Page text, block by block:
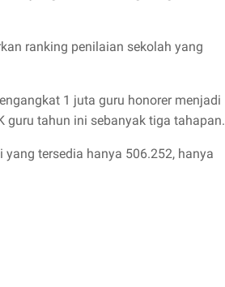
ranking penilaian sekolah yang
1 juta guru honorer menjadi
guru tahun ini sebanyak tiga tahapan.
tersedia hanya 506.252, hanya